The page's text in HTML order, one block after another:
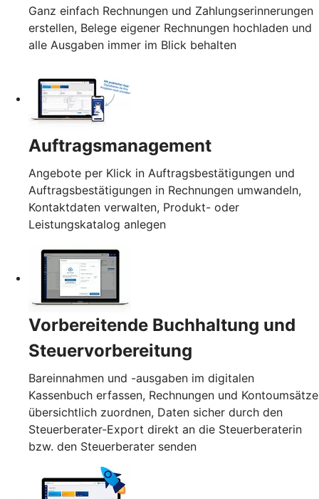
Ganz einfach Rechnungen und Zahlungserinnerungen
erstellen, Belege eigener Rechnungen hochladen und
alle Ausgaben immer im Blick behalten
Auftragsmanagement
Angebote per Klick in Auftragsbestätigungen und
Auftragsbestätigungen in Rechnungen umwandeln,
Kontaktdaten verwalten, Produkt- oder
Leistungskatalog anlegen
Vorbereitende Buchhaltung und
Steuervorbereitung
Bareinnahmen und -ausgaben im digitalen
Kassenbuch erfassen, Rechnungen und Kontoumsätze
übersichtlich zuordnen, Daten sicher durch den
Steuerberater-Export direkt an die Steuerberaterin
bzw. den Steuerberater senden